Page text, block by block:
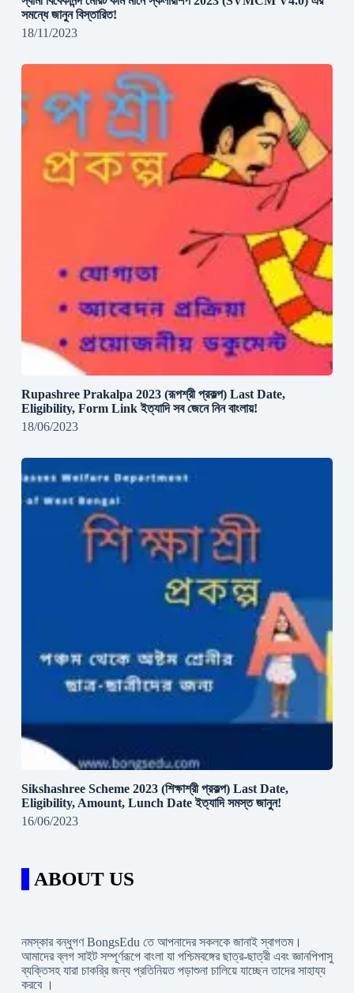
সমন্ধে জানুন বিস্তারিত!
18/11/2023
Rupashree Prakalpa 2023 (রূপশ্রী প্রকল্প) Last Date,
Eligibility, Form Link ইত্যাদি সব জেনে নিন বাংলায়!
18/06/2023
Sikshashree Scheme 2023 (শিক্ষাশ্রী প্রকল্প) Last Date,
Eligibility, Amount, Lunch Date ইত্যাদি সমস্ত জানুন!
16/06/2023
ABOUT US
নমস্কার বন্ধুগণ BongsEdu তে আপনাদের সকলকে জানাই স্বাগতম।
আমাদের ব্লগ সাইট সম্পূর্ণরূপে বাংলা যা পশ্চিমবঙ্গের ছাত্র-ছাত্রী এবং জ্ঞানপিপাসু
ব্যক্তিসহ যারা চাকরি্র জন্য প্রতিনিয়ত পড়াশুনা চালিয়ে যাচ্ছেন তাদের সাহায্য
করবে ।